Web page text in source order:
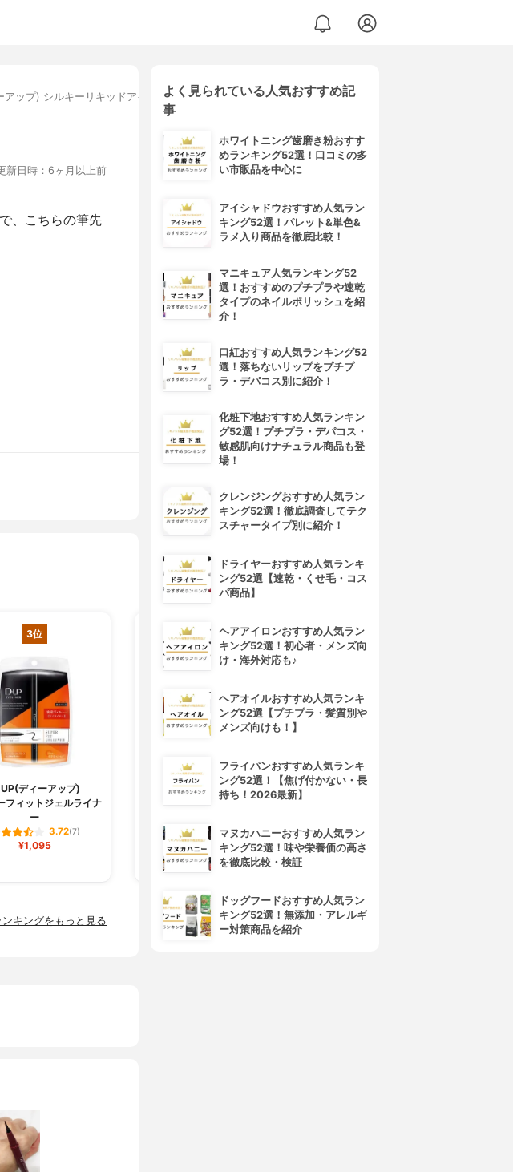
アップ) シルキーリキッドアイライナーWP
新日時：6ヶ月以上前
、こちらの筆先
3位
ディーアップ)
フィットジェルライナ
ー
3.72(7)
¥1,095
4位
K-Palette(ケーパレット)
リアルラスティングアイライナ
3.67(3)
¥1,059
heroine make(ヒロインメイ
ー スーパーWP
キングをもっと見る
よく見られている人気おすすめ記
事
ホワイトニング歯磨き粉おすす
めランキング52選！口コミの多
い市販品を中心に
アイシャドウおすすめ人気ラン
キング52選！パレット&単色&
ラメ入り商品を徹底比較！
マニキュア人気ランキング52
選！おすすめのプチプラや速乾
タイプのネイルポリッシュを紹
介！
口紅おすすめ人気ランキング52
選！落ちないリップをプチプ
ラ・デパコス別に紹介！
化粧下地おすすめ人気ランキン
グ52選！プチプラ・デパコス・
敏感肌向けナチュラル商品も登
場！
クレンジングおすすめ人気ラン
キング52選！徹底調査してテク
スチャータイプ別に紹介！
ドライヤーおすすめ人気ランキ
ング52選【速乾・くせ毛・コス
パ商品】
ヘアアイロンおすすめ人気ラン
キング52選！初心者・メンズ向
け・海外対応も♪
ヘアオイルおすすめ人気ランキ
ング52選【プチプラ・髪質別や
メンズ向けも！】
フライパンおすすめ人気ランキ
ング52選！【焦げ付かない・長
持ち！2026最新】
マヌカハニーおすすめ人気ラン
キング52選！味や栄養価の高さ
を徹底比較・検証
ドッグフードおすすめ人気ラン
キング52選！無添加・アレルギ
ー対策商品を紹介